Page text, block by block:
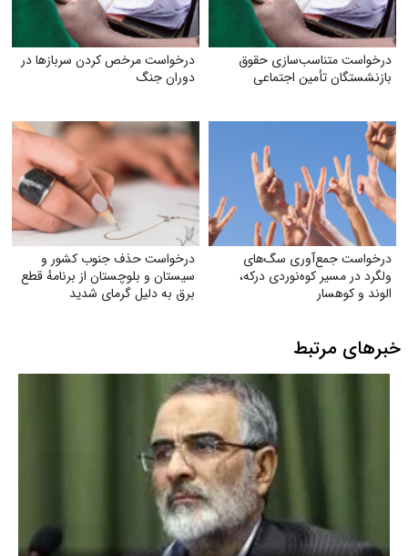
درخواست متناسب‌سازی حقوق
بازنشستگان تأمین اجتماعی
درخواست مرخص کردن سربازها در
دوران جنگ
درخواست جمع‌آوری سگ‌های
ولگرد در مسیر کوه‌نوردی درکه،
الوند و کوهسار
درخواست حذف جنوب کشور و
سیستان و بلوچستان از برنامهٔ قطع
برق به دلیل گرمای شدید
خبرهای مرتبط